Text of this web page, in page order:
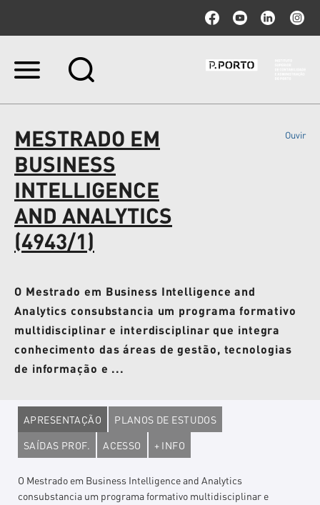
Ir
Ir
para
a
navegação
MESTRADO EM
BUSINESS
INTELLIGENCE
AND ANALYTICS
(4943/1)
Ouvir
O Mestrado em Business Intelligence and
Analytics consubstancia um programa formativo
multidisciplinar e interdisciplinar que integra
conhecimento das áreas de gestão, tecnologias
de informação e ...
APRESENTAÇÃO
PLANOS DE ESTUDOS
SAÍDAS PROF.
ACESSO + INFO
O Mestrado em Business Intelligence and Analytics
consubstancia um programa formativo multidisciplinar e